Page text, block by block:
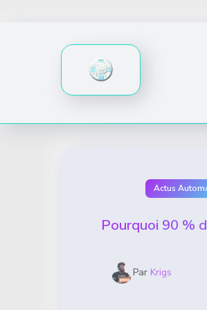
Actus
Pourquoi 90 %
Par Krigs